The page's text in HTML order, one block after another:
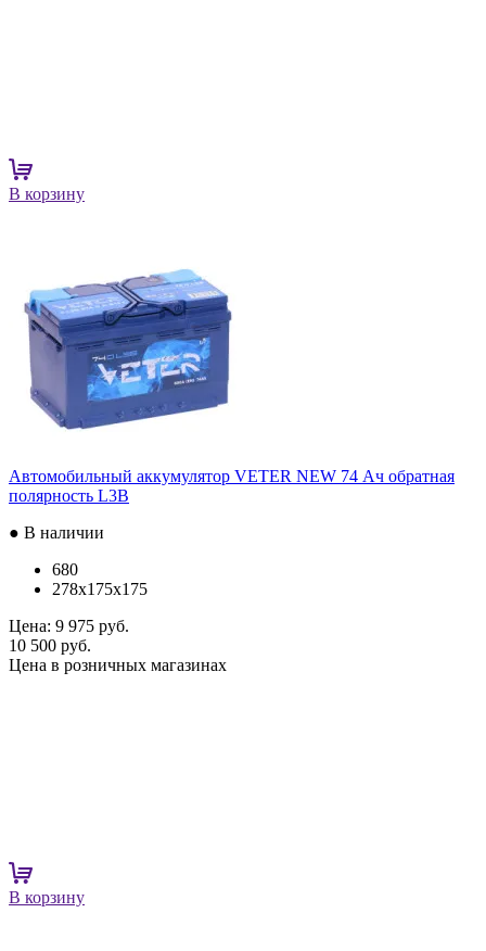
В корзину
Автомобильный аккумулятор VETER NEW 74 Ач обратная
полярность L3B
● В наличии
680
278x175x175
Цена: 9 975 руб.
10 500 руб.
Цена в розничных магазинах
В корзину